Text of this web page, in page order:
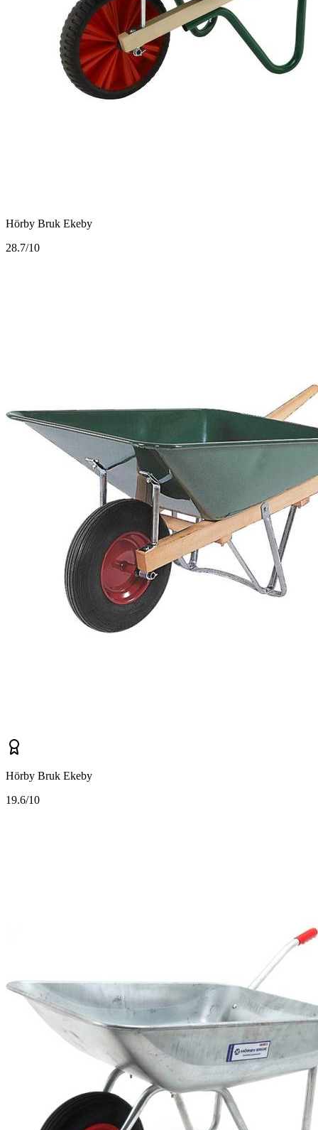
Hörby Bruk Ekeby
28.7/10
Hörby Bruk Ekeby
19.6/10